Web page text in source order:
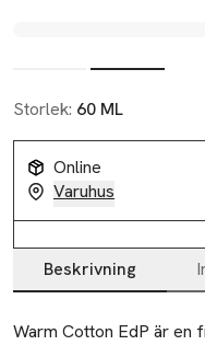
Storlek: 60 ML
Online
Varuhus
Beskrivning
Beskrivning
Warm Cotton EdP är en